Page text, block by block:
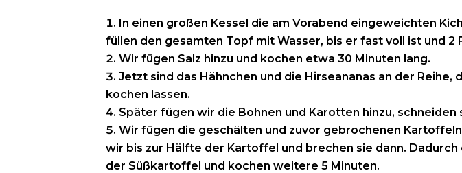
In einen großen Kessel die am Vorabend eingeweichten
füllen den gesamten Topf mit Wasser, bis er fast voll ist und 2
Wir fügen Salz hinzu und kochen etwa 30 Minuten lang.
Jetzt sind das Hähnchen und die Hirseananas an der
kochen lassen.
Später fügen wir die Bohnen und Karotten hinzu,
Wir fügen die geschälten und zuvor gebrochenen
wir bis zur Hälfte der Kartoffel und brechen sie dann.
der Süßkartoffel und kochen weitere 5 Minuten.